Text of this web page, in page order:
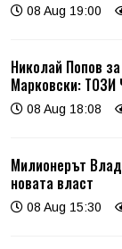
08 Aug 19:00
Николай Попов
Марковски:
08 Aug 18:08
Милионерът
новата власт
08 Aug 15:30